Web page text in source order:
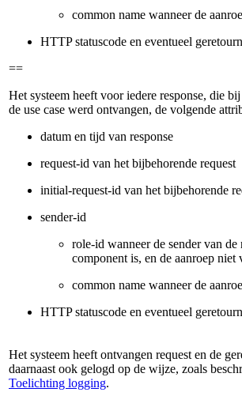
common name wanneer de
HTTP statuscode en eventueel
==
Het systeem heeft voor iedere response, die
de use case werd ontvangen, de volgende
datum en tijd van response
request-id van het bijbehorende request
initial-request-id van het bijbehorende
sender-id
role-id wanneer de sender van
component is, en de aanroep
common name wanneer de
HTTP statuscode en eventueel
Het systeem heeft ontvangen request en de
daarnaast ook gelogd op de wijze, zoals
Toelichting logging.